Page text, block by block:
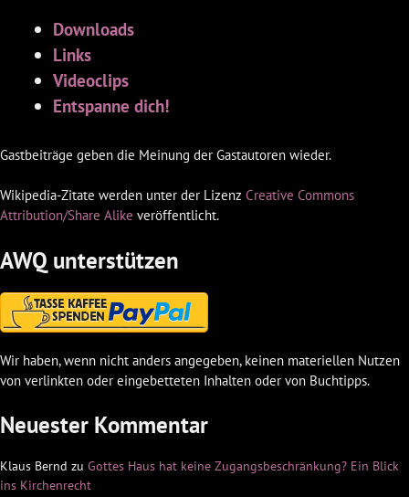
Downloads
Links
Videoclips
Entspanne dich!
Gastbeiträge geben die Meinung der Gastautoren wieder.
Wikipedia-Zitate werden unter der Lizenz Creative Commons
Attribution/Share Alike veröffentlicht.
AWQ unterstützen
Wir haben, wenn nicht anders angegeben, keinen materiellen Nutzen
von verlinkten oder eingebetteten Inhalten oder von Buchtipps.
Neuester Kommentar
Klaus Bernd zu Gottes Haus hat keine Zugangsbeschränkung? Ein Blick
ins Kirchenrecht